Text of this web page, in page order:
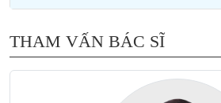
THAM VẤN BÁC SĨ